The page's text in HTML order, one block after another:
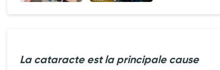
La cataracte est la principale cause